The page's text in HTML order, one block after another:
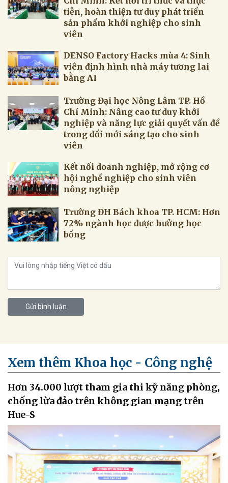
tiễn, hoàn thiện tư duy phát triển
sản phẩm khởi nghiệp cho sinh
viên
DENSO Factory Hacks mùa 4: Sinh
viên định hình nhà máy tương lai
bằng AI
Trường Đại học Nông Lâm TP. Hồ
Chí Minh: Nâng cao tư duy khởi
nghiệp và năng lực giải quyết vấn đề
trong đổi mới sáng tạo cho sinh
viên
Kết nối doanh nghiệp, mở rộng cơ
hội nghề nghiệp cho sinh viên
nông nghiệp
Trường ĐH Bách khoa TP. HCM: Hơn
72% ngành học được hưởng học
bổng
Gửi bình luận
Xem thêm Khoa học - Công nghệ
Hơn 34.000 lượt tham gia thi kỹ năng phòng,
chống lừa đảo trên không gian mạng trên
Hue-S